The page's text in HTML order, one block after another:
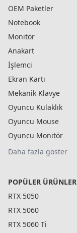
OEM Paketler
Notebook
Monitör
Anakart
İşlemci
Ekran Kartı
Mekanik Klavye
Oyuncu Kulaklık
Oyuncu Mouse
Oyuncu Monitör
Daha fazla göster
POPÜLER ÜRÜNLER
RTX 5050
RTX 5060
RTX 5060 Ti